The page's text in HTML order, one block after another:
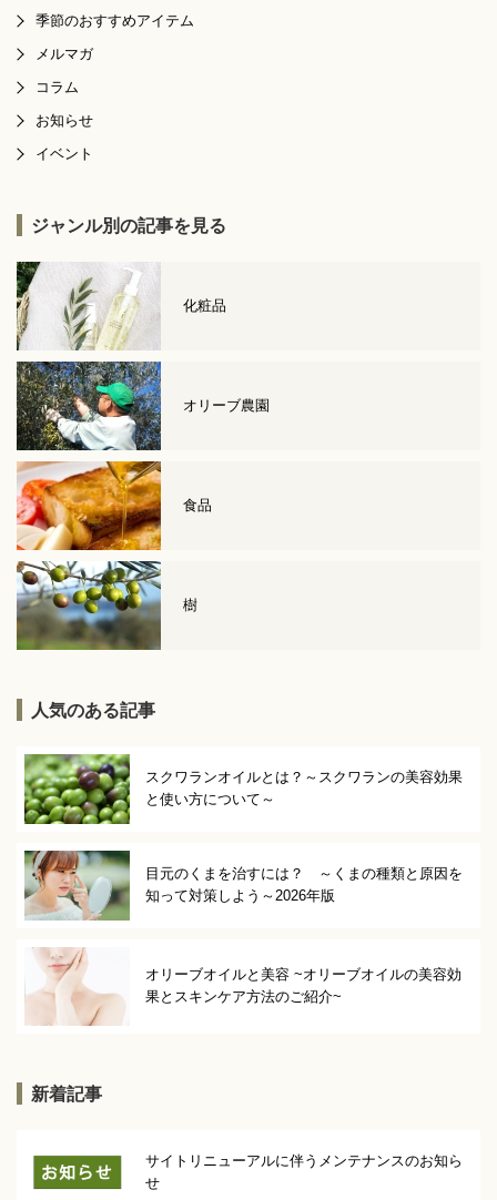
季節のおすすめアイテム
メルマガ
コラム
お知らせ
イベント
ジャンル別の記事を見る
化粧品
オリーブ農園
食品
樹
人気のある記事
スクワランオイルとは？～スクワランの美容効果
と使い方について～
目元のくまを治すには？ ～くまの種類と原因を
知って対策しよう～2026年版
オリーブオイルと美容 ~オリーブオイルの美容効
果とスキンケア方法のご紹介~
新着記事
サイトリニューアルに伴うメンテナンスのお知ら
せ